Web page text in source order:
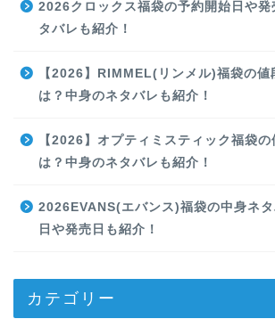
2026クロックス福袋の予約開始日や発
タバレも紹介！
【2026】RIMMEL(リンメル)福袋の値
は？中身のネタバレも紹介！
【2026】オプティミスティック福袋の
は？中身のネタバレも紹介！
2026EVANS(エバンス)福袋の中身ネ
日や発売日も紹介！
カテゴリー